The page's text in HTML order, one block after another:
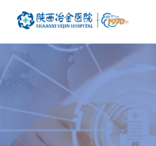
主
导